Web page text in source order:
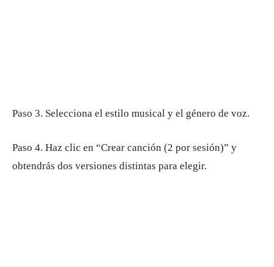
Paso 3. Selecciona el estilo musical y el género de voz.
Paso 4. Haz clic en “Crear canción (2 por sesión)” y
obtendrás dos versiones distintas para elegir.